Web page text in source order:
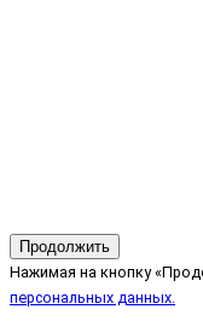
Продолжить
Нажимая на кнопку
персональных данных.